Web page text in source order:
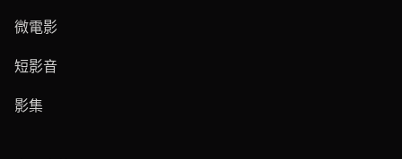
微電影
短影音
影集